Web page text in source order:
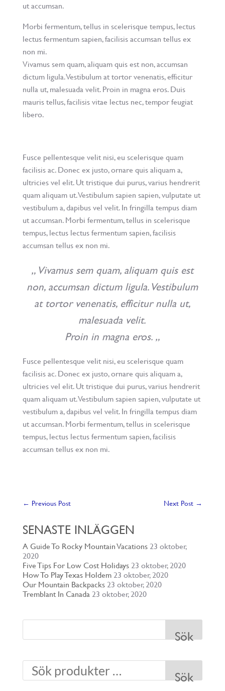
ut accumsan.
Morbi fermentum, tellus in scelerisque tempus, lectus
lectus fermentum sapien, facilisis accumsan tellus ex
non mi.
Vivamus sem quam, aliquam quis est non, accumsan
dictum ligula. Vestibulum at tortor venenatis, efficitur
nulla ut, malesuada velit. Proin in magna eros. Duis
mauris tellus, facilisis vitae lectus nec, tempor feugiat
libero.
Fusce pellentesque velit nisi, eu scelerisque quam
facilisis ac. Donec ex justo, ornare quis aliquam a,
ultricies vel elit. Ut tristique dui purus, varius hendrerit
quam aliquam ut. Vestibulum sapien sapien, vulputate ut
vestibulum a, dapibus vel velit. In fringilla tempus diam
ut accumsan. Morbi fermentum, tellus in scelerisque
tempus, lectus lectus fermentum sapien, facilisis
accumsan tellus ex non mi.
„ Vivamus sem quam, aliquam quis est
non, accumsan dictum ligula. Vestibulum
at tortor venenatis, efficitur nulla ut,
malesuada velit.
Proin in magna eros. „
Fusce pellentesque velit nisi, eu scelerisque quam
facilisis ac. Donec ex justo, ornare quis aliquam a,
ultricies vel elit. Ut tristique dui purus, varius hendrerit
quam aliquam ut. Vestibulum sapien sapien, vulputate ut
vestibulum a, dapibus vel velit. In fringilla tempus diam
ut accumsan. Morbi fermentum, tellus in scelerisque
tempus, lectus lectus fermentum sapien, facilisis
accumsan tellus ex non mi.
← Previous Post Next Post →
SENASTE INLÄGGEN
A Guide To Rocky Mountain Vacations 23 oktober,
2020
Five Tips For Low Cost Holidays 23 oktober, 2020
How To Play Texas Holdem 23 oktober, 2020
Our Mountain Backpacks 23 oktober, 2020
Tremblant In Canada 23 oktober, 2020
Sök
Sök